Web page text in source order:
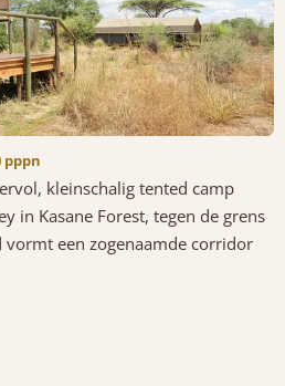
pppn
kleinschalig tented camp
in Kasane Forest, tegen de grens
een zogenaamde corridor